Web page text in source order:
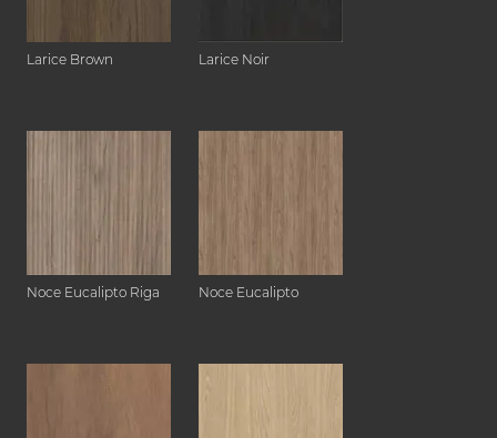
Larice Brown Larice Noir
Noce Eucalipto Riga Noce Eucalipto